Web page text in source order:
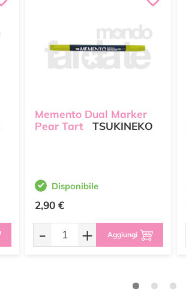
Memento Dual Marker
Pear Tart
TSUKINEKO
Disponibile
2,90 €
- + Aggiungi